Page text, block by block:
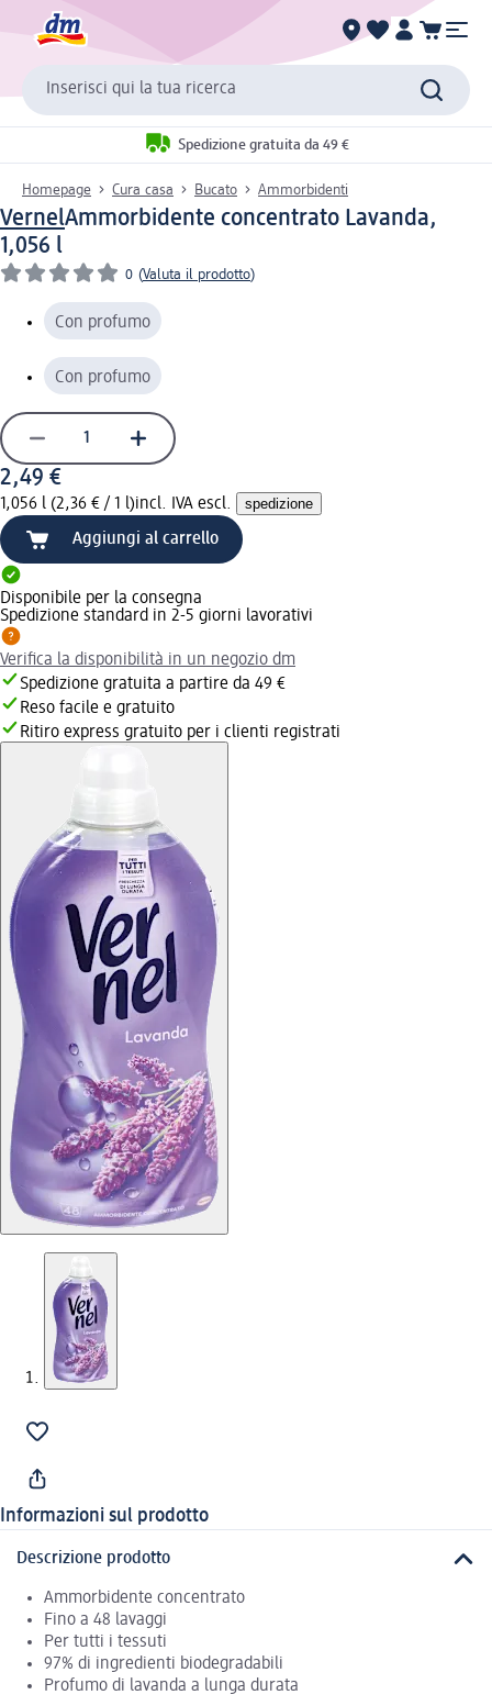
Inserisci qui la tua ricerca
Spedizione gratuita da 49 €
Homepage Cura casa Bucato Ammorbidenti
VernelAmmorbidente concentrato Lavanda,
1,056 l
0 (Valuta il prodotto)
Con profumo
Con profumo
2,49 €
1,056 l (2,36 € / 1 l)incl. IVA escl. spedizione
Aggiungi al carrello
Disponibile per la consegna
Spedizione standard in 2-5 giorni lavorativi
Verifica la disponibilità in un negozio dm
Spedizione gratuita a partire da 49 €
Reso facile e gratuito
Ritiro express gratuito per i clienti registrati
Informazioni sul prodotto
Descrizione prodotto
Ammorbidente concentrato
Fino a 48 lavaggi
Per tutti i tessuti
97% di ingredienti biodegradabili
Profumo di lavanda a lunga durata